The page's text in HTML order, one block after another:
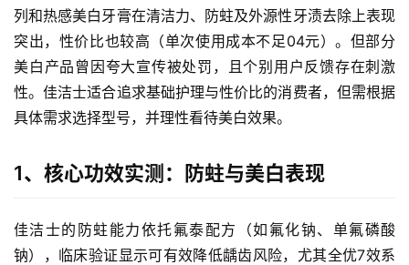
列和热感美白牙膏在清洁力、防蛀及外源性牙渍去除上表现
突出，性价比也较高（单次使用成本不足04元）。但部分
美白产品曾因夸大宣传被处罚，且个别用户反馈存在刺激
性。佳洁士适合追求基础护理与性价比的消费者，但需根据
具体需求选择型号，并理性看待美白效果。
1、核心功效实测：防蛀与美白表现
佳洁士的防蛀能力依托氟泰配方（如氟化钠、单氟磷酸
钠），临床验证显示可有效降低龋齿风险，尤其全优7效系